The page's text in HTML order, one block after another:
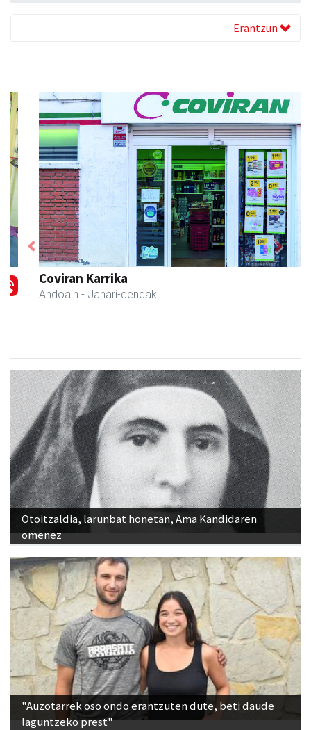
Erantzun
Coviran Karrika
Andoain - Janari-dendak
Previous Next
Otoitzaldia, larunbat honetan, Ama Kandidaren
omenez
"Auzotarrek oso ondo erantzuten dute, beti daude
laguntzeko prest"